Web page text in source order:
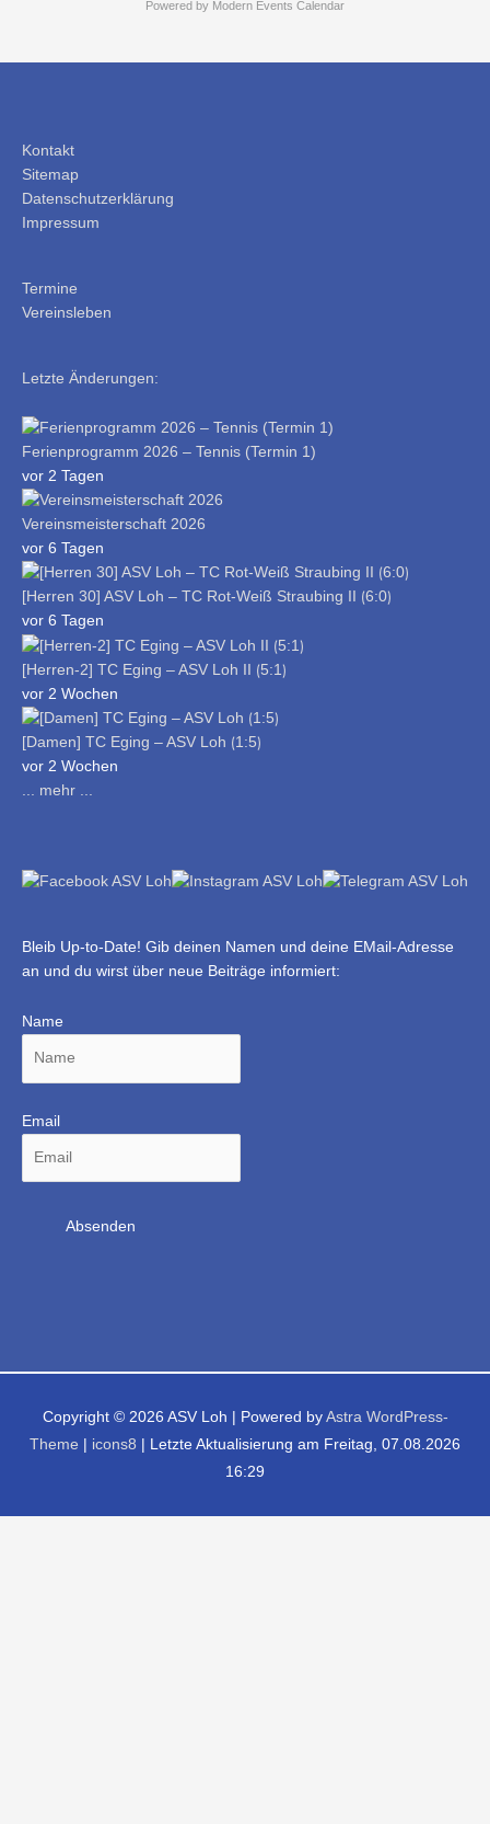
Powered by Modern Events Calendar
Kontakt
Sitemap
Datenschutzerklärung
Impressum
Termine
Vereinsleben
Letzte Änderungen:
Ferienprogramm 2026 – Tennis (Termin 1)
vor 2 Tagen
Vereinsmeisterschaft 2026
vor 6 Tagen
[Herren 30] ASV Loh – TC Rot-Weiß Straubing II ⟮6:0⟯
vor 6 Tagen
[Herren-2] TC Eging – ASV Loh II ⟮5:1⟯
vor 2 Wochen
[Damen] TC Eging – ASV Loh ⟮1:5⟯
vor 2 Wochen
... mehr ...
Bleib Up-to-Date! Gib deinen Namen und deine EMail-Adresse
an und du wirst über neue Beiträge informiert:
Name
Email
Copyright © 2026 ASV Loh | Powered by Astra WordPress-
Theme
icons8 | Letzte Aktualisierung am Freitag, 07.08.2026
16:29